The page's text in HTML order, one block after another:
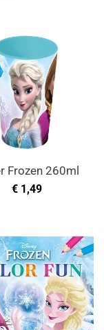
Frozen 260ml
Normale
€ 1,49